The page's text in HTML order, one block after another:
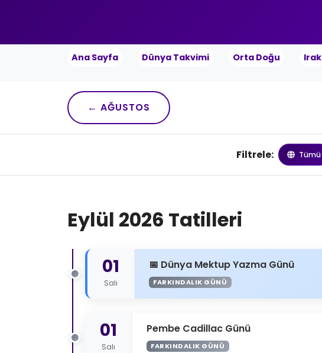
Ana Sayfa Dünya Takvimi Orta Doğu Irak
← AĞUSTOS
Filtrele: Tümü
Eylül 2026 Tatilleri
01
Salı
Dünya Mektup Yazma Günü
FARKINDALIK GÜNÜ
01
Salı
Pembe Cadillac Günü
FARKINDALIK GÜNÜ